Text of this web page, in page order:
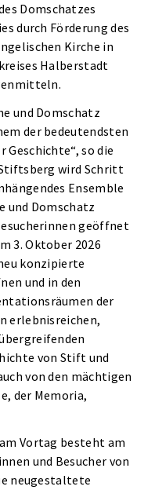
Domschatzes
durch Förderung des
Kirche in
Halberstadt
und Domschatz
der bedeutendsten
Geschichte“, so die
wird Schritt
Ensemble
und Domschatz
geöffnet
3. Oktober 2026
konzipierte
und in den
der
erlebnisreichen,
von Stift und
von den mächtigen
der Memoria,
Vortag besteht am
und Besucher von
neugestaltete